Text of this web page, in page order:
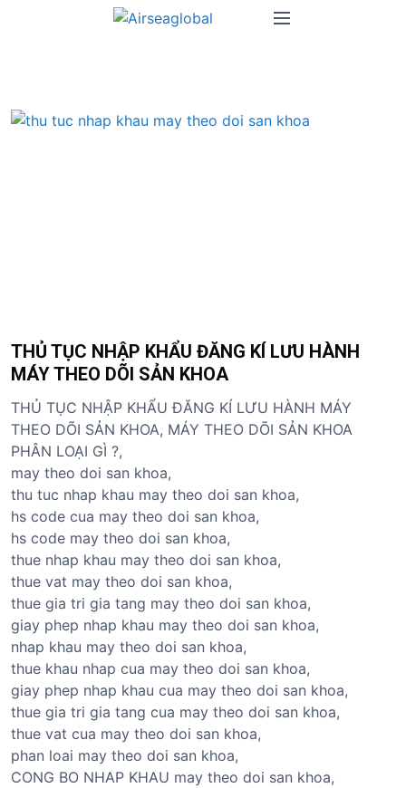
M
THỦ TỤC NHẬP KHẨU ĐĂNG KÍ LƯU HÀNH
MÁY THEO DÕI SẢN KHOA
THỦ TỤC NHẬP KHẨU ĐĂNG KÍ LƯU HÀNH MÁY
THEO DÕI SẢN KHOA, MÁY THEO DÕI SẢN KHOA
PHÂN LOẠI GÌ ?,
may theo doi san khoa,
thu tuc nhap khau may theo doi san khoa,
hs code cua may theo doi san khoa,
hs code may theo doi san khoa,
thue nhap khau may theo doi san khoa,
thue vat may theo doi san khoa,
thue gia tri gia tang may theo doi san khoa,
giay phep nhap khau may theo doi san khoa,
nhap khau may theo doi san khoa,
thue khau nhap cua may theo doi san khoa,
giay phep nhap khau cua may theo doi san khoa,
thue gia tri gia tang cua may theo doi san khoa,
thue vat cua may theo doi san khoa,
phan loai may theo doi san khoa,
CONG BO NHAP KHAU may theo doi san khoa,